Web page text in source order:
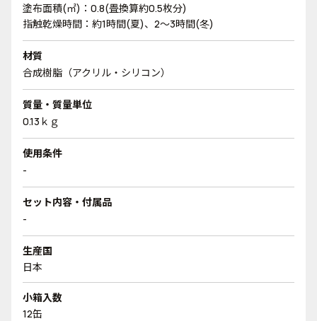
塗布面積(㎡)：0.8(畳換算約0.5枚分)
指触乾燥時間：約1時間(夏)、2～3時間(冬)
材質
合成樹脂（アクリル・シリコン）
質量・質量単位
0.13ｋｇ
使用条件
-
セット内容・付属品
-
生産国
日本
小箱入数
12缶